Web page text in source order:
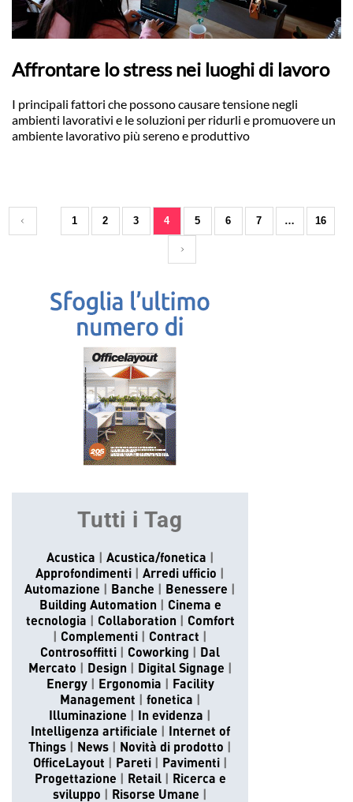
Affrontare lo stress nei luoghi di lavoro
I principali fattori che possono causare tensione negli
ambienti lavorativi e le soluzioni per ridurli e promuovere un
ambiente lavorativo più sereno e produttivo
1 2 3 4 5 6 7 … 16
Tutti i Tag
Acustica
Acustica/fonetica
Approfondimenti
Arredi ufficio
Automazione
Banche
Benessere
Building Automation
Cinema e
tecnologia
Collaboration
Comfort
Complementi
Contract
Controsoffitti
Coworking
Dal
Mercato
Design
Digital Signage
Energy
Ergonomia
Facility
Management
fonetica
Illuminazione
In evidenza
Intelligenza artificiale
Internet of
Things
News
Novità di prodotto
OfficeLayout
Pareti
Pavimenti
Progettazione
Retail
Ricerca e
sviluppo
Risorse Umane